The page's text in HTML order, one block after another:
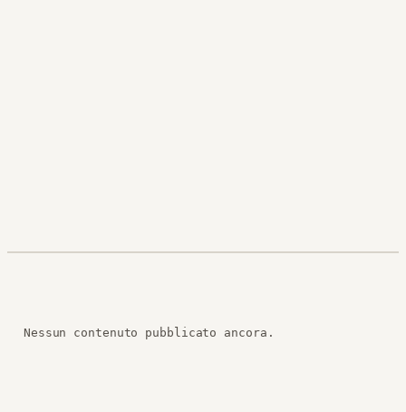
Nessun contenuto pubblicato ancora.